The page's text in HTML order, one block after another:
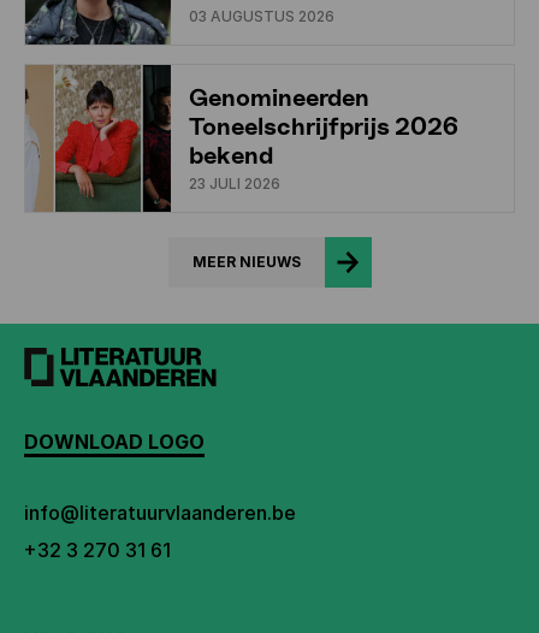
03 AUGUSTUS 2026
Genomineerden
Toneelschrijfprijs 2026
bekend
23 JULI 2026
MEER NIEUWS
DOWNLOAD LOGO
info@literatuurvlaanderen.be
+32 3 270 31 61